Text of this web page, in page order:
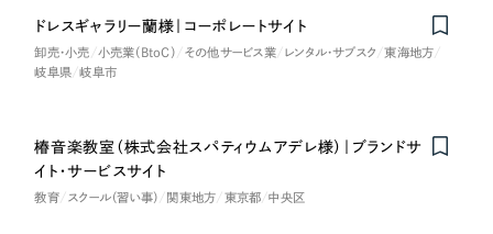
ドレスギャラリー蘭様｜コーポレートサイト
卸売・小売 小売業（BtoC） その他サービス業 レンタル・サブスク
東海地方
岐阜県
岐阜市
椿音楽教室（株式会社スパティウムアデレ様）｜ブランドサ
イト・サービスサイト
教育 スクール（習い事） 関東地方 東京都 中央区